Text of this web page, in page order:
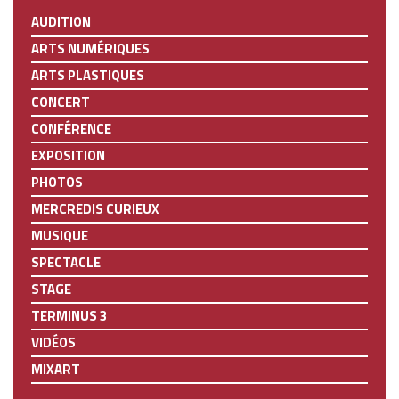
AUDITION
ARTS NUMÉRIQUES
ARTS PLASTIQUES
CONCERT
CONFÉRENCE
EXPOSITION
PHOTOS
MERCREDIS CURIEUX
MUSIQUE
SPECTACLE
STAGE
TERMINUS 3
VIDÉOS
MIXART